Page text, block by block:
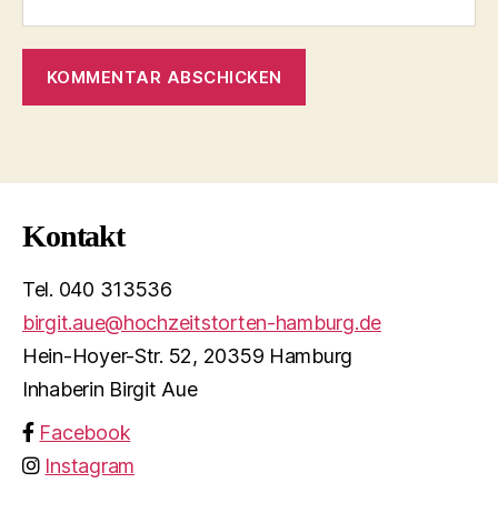
Kontakt
Tel. 040 313536
birgit.aue@hochzeitstorten-hamburg.de
Hein-Hoyer-Str. 52, 20359 Hamburg
Inhaberin Birgit Aue
Facebook
Instagram